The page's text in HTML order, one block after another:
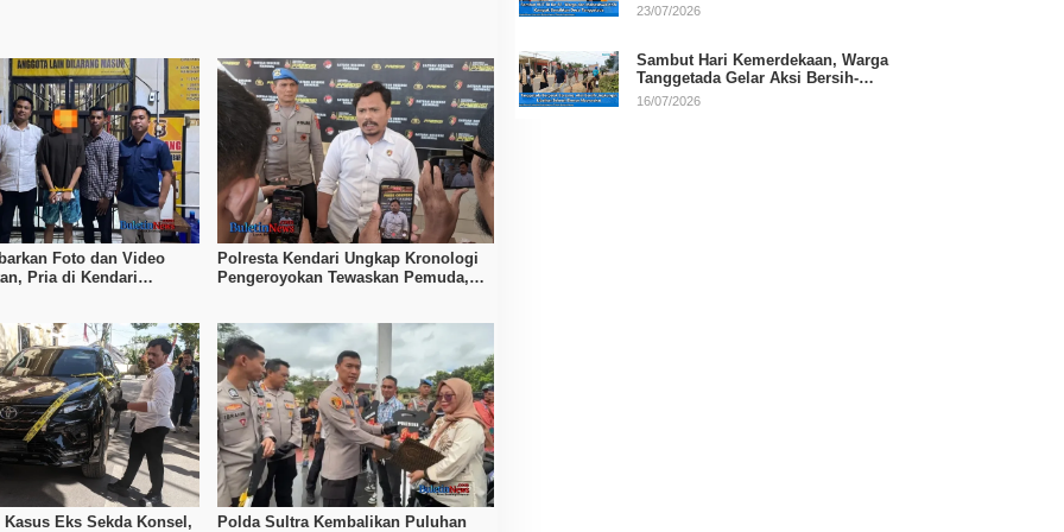
Foto dan Video
Pria di Kendari
Polresta Kendari Ungkap Kronologi
Pengeroyokan Tewaskan Pemuda,
Kasus Eks Sekda Konsel, Polda Sultra Kembalikan Puluhan
RI
23/07/2026
Sambut Hari Kemerdekaan, Warga
Tanggetada Gelar Aksi Bersih-
Bersih Desa
16/07/2026